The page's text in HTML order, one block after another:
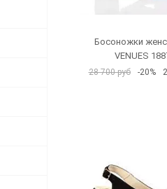
Босоножки
VENUES
28 700 руб -20%